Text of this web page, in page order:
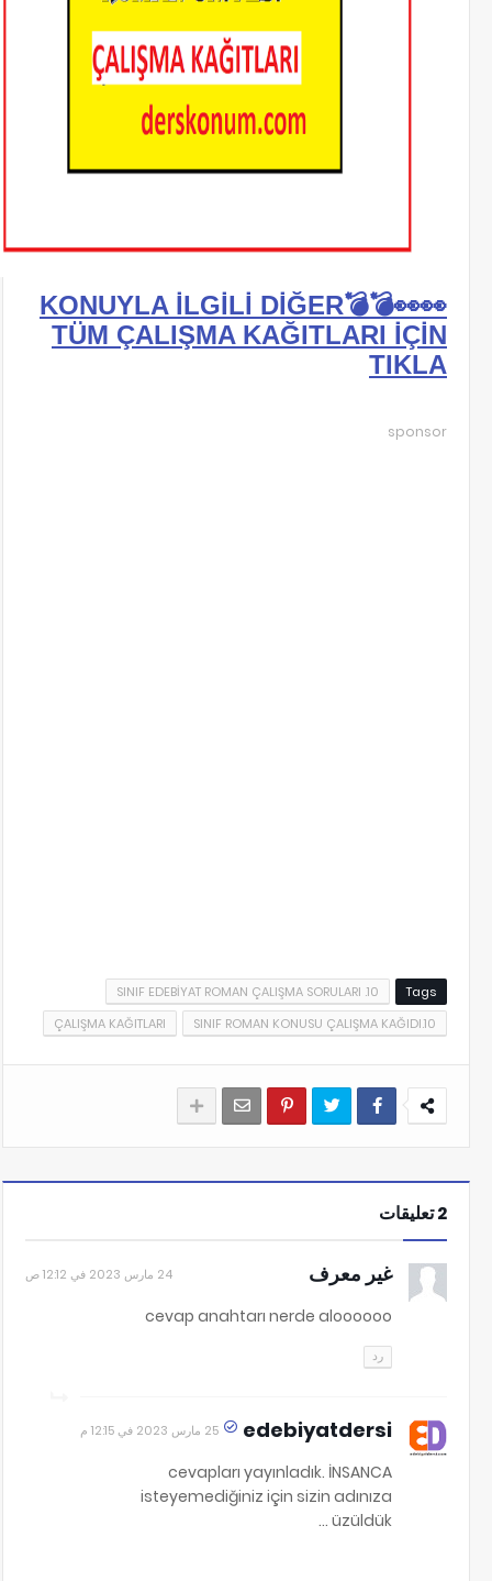
👀👀💣💣KONUYLA İLGİLİ DİĞER
TÜM ÇALIŞMA KAĞITLARI İÇİN
TIKLA
sponsor
Tags
10. SINIF EDEBİYAT ROMAN ÇALIŞMA SORULARI
10.SINIF ROMAN KONUSU ÇALIŞMA KAĞIDI
ÇALIŞMA KAĞITLARI
2 تعليقات
غير معرف 24 مارس 2023 في 12:12 ص
cevap anahtarı nerde aloooooo
رد
edebiyatdersi 25 مارس 2023 في 12:15 م
cevapları yayınladık. İNSANCA
isteyemediğiniz için sizin adınıza
üzüldük ...